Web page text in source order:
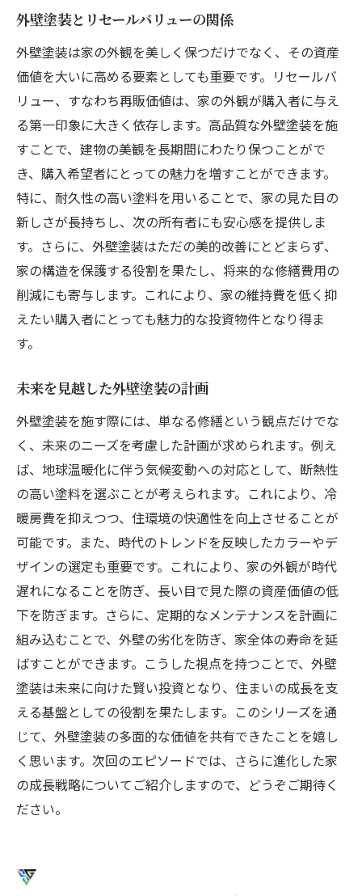
外壁塗装とリセールバリューの関係
外壁塗装は家の外観を美しく保つだけでなく、その資産
価値を大いに高める要素としても重要です。リセールバ
リュー、すなわち再販価値は、家の外観が購入者に与え
る第一印象に大きく依存します。高品質な外壁塗装を施
すことで、建物の美観を長期間にわたり保つことがで
き、購入希望者にとっての魅力を増すことができます。
特に、耐久性の高い塗料を用いることで、家の見た目の
新しさが長持ちし、次の所有者にも安心感を提供しま
す。さらに、外壁塗装はただの美的改善にとどまらず、
家の構造を保護する役割を果たし、将来的な修繕費用の
削減にも寄与します。これにより、家の維持費を低く抑
えたい購入者にとっても魅力的な投資物件となり得ま
す。
未来を見越した外壁塗装の計画
外壁塗装を施す際には、単なる修繕という観点だけでな
く、未来のニーズを考慮した計画が求められます。例え
ば、地球温暖化に伴う気候変動への対応として、断熱性
の高い塗料を選ぶことが考えられます。これにより、冷
暖房費を抑えつつ、住環境の快適性を向上させることが
可能です。また、時代のトレンドを反映したカラーやデ
ザインの選定も重要です。これにより、家の外観が時代
遅れになることを防ぎ、長い目で見た際の資産価値の低
下を防ぎます。さらに、定期的なメンテナンスを計画に
組み込むことで、外壁の劣化を防ぎ、家全体の寿命を延
ばすことができます。こうした視点を持つことで、外壁
塗装は未来に向けた賢い投資となり、住まいの成長を支
える基盤としての役割を果たします。このシリーズを通
じて、外壁塗装の多面的な価値を共有できたことを嬉し
く思います。次回のエピソードでは、さらに進化した家
の成長戦略についてご紹介しますので、どうぞご期待く
ださい。